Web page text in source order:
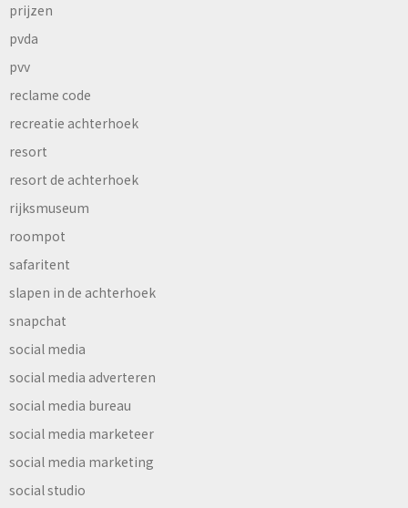
prijzen
pvda
pvv
reclame code
recreatie achterhoek
resort
resort de achterhoek
rijksmuseum
roompot
safaritent
slapen in de achterhoek
snapchat
social media
social media adverteren
social media bureau
social media marketeer
social media marketing
social studio